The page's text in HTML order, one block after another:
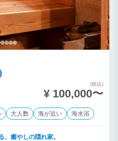
(税込)
¥ 100,000〜
大人数 海が近い 海水浴
、癒やしの隠れ家。